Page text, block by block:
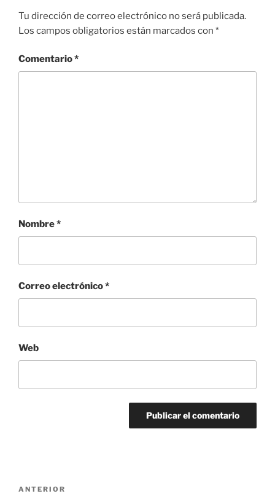
Tu dirección de correo electrónico no será publicada.
Los campos obligatorios están marcados con *
Comentario*
Nombre*
Correo electrónico*
Web
Navegación
Entrada
ANTERIOR